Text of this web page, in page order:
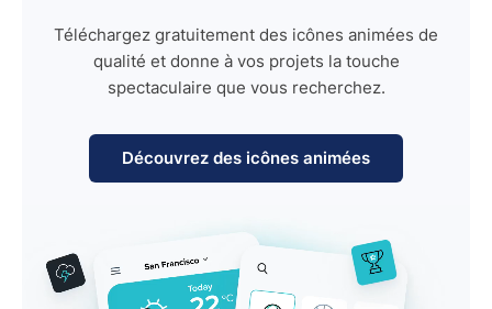
Téléchargez gratuitement des icônes animées de
qualité et donne à vos projets la touche
spectaculaire que vous recherchez.
Découvrez des icônes animées